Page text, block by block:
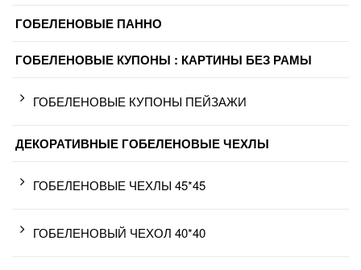
ГОБЕЛЕНОВЫЕ ПАННО
ГОБЕЛЕНОВЫЕ КУПОНЫ : КАРТИНЫ БЕЗ РАМЫ
ГОБЕЛЕНОВЫЕ КУПОНЫ ПЕЙЗАЖИ
ДЕКОРАТИВНЫЕ ГОБЕЛЕНОВЫЕ ЧЕХЛЫ
ГОБЕЛЕНОВЫЕ ЧЕХЛЫ 45*45
ГОБЕЛЕНОВЫЙ ЧЕХОЛ 40*40